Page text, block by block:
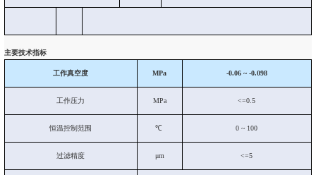
主要技术指标
工作真空度 MPa -0.06 ~ -0.098
工作压力 MPa <=0.5
恒温控制范围 ℃ 0 ~ 100
过滤精度 μm <=5